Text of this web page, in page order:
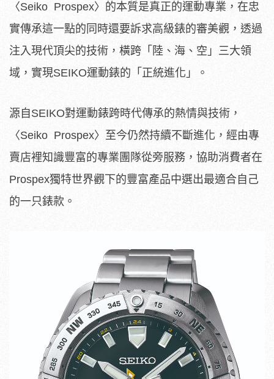
〈Seiko Prospex〉的本質是真正的運動專業，在忠
實傳承這一點的同時還要訴求高級錶的審美觀，透過
注入現代頂尖的技術，橫跨「陸、海、空」三大領
域，實現SEIKO運動錶的「正統進化」。
源自SEIKO對運動錶跨時代傳承的熱情與技術，
〈Seiko Prospex〉至今仍然持續不斷進化，經由專
賣店裡知識豐富的專業團隊從旁服務，協助消費者在
Prospex獨特世界觀下的豐富產品中選出最適合自己
的一只錶款。